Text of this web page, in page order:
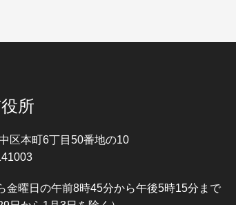
所
区本町6丁目50番地の10
金曜日の午前8時45分から午後5時15分まで